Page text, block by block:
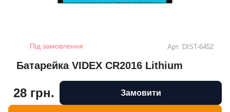
Під замовлення Арт. DIST-6452
Батарейка VIDEX CR2016 Lithium
28 грн. Замовити